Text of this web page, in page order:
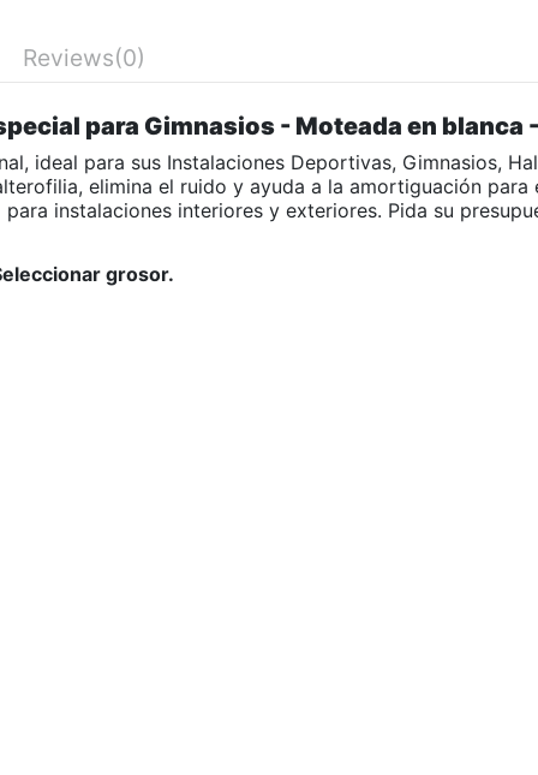
Reviews(0)
para Gimnasios - Moteada en blanca -
ideal para sus Instalaciones Deportivas, Gimnasios,
elimina el ruido y ayuda a la amortiguación
instalaciones interiores y exteriores. Pida su
grosor.